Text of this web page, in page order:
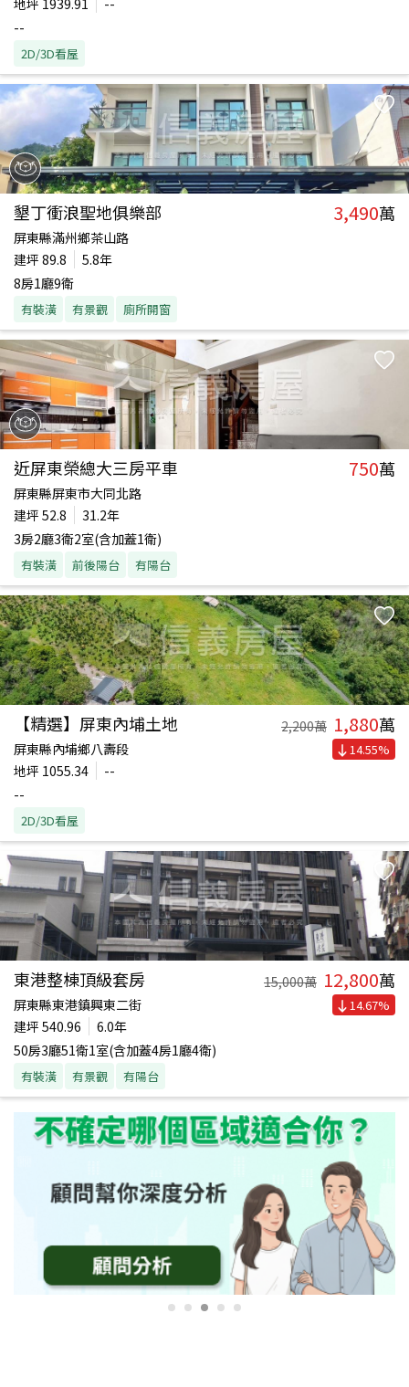
地坪 1939.91
--
--
2D/3D看屋
墾丁衝浪聖地俱樂部 3,490萬
屏東縣滿州鄉茶山路
建坪 89.8
5.8年
8房1廳9衛
有裝潢 有景觀 廁所開窗
近屏東榮總大三房平車 750萬
屏東縣屏東市大同北路
建坪 52.8
31.2年
3房2廳3衛2室(含加蓋1衛)
有裝潢 前後陽台 有陽台
【精選】屏東內埔土地 2,200萬 1,880萬
屏東縣內埔鄉八壽段
地坪 1055.34
--
--
2D/3D看屋
14.55%
東港整棟頂級套房 15,000萬 12,800萬
屏東縣東港鎮興東二街
建坪 540.96
6.0年
50房3廳51衛1室(含加蓋4房1廳4衛)
有裝潢 有景觀 有陽台
14.67%